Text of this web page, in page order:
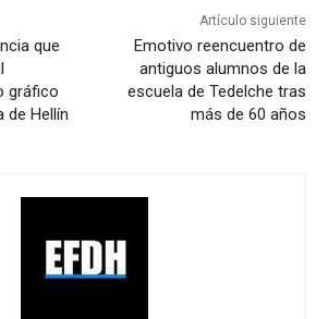
que
gráfico
de Hellín
Artículo siguiente
Emotivo reencuentro de
antiguos alumnos de la
escuela de Tedelche tras
más de 60 años